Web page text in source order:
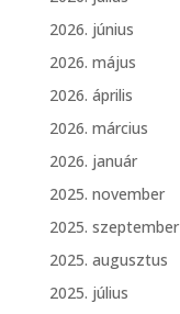
2026. június
2026. május
2026. április
2026. március
2026. január
2025. november
2025. szeptember
2025. augusztus
2025. július